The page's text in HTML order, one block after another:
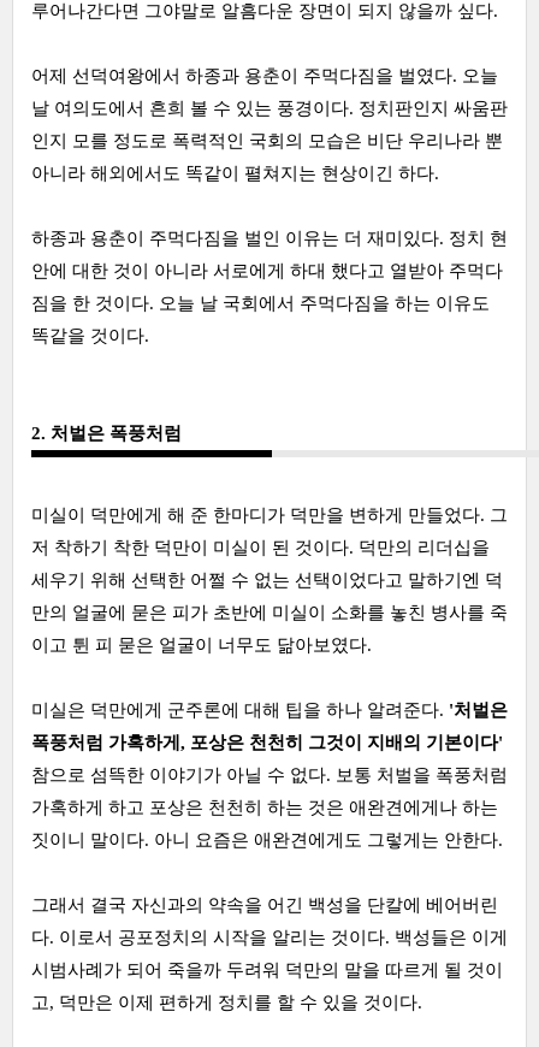
루어나간다면 그야말로 알흠다운 장면이 되지 않을까 싶다.
어제 선덕여왕에서 하종과 용춘이 주먹다짐을 벌였다. 오늘
날 여의도에서 흔희 볼 수 있는 풍경이다. 정치판인지 싸움판
인지 모를 정도로 폭력적인 국회의 모습은 비단 우리나라 뿐
아니라 해외에서도 똑같이 펼쳐지는 현상이긴 하다.
하종과 용춘이 주먹다짐을 벌인 이유는 더 재미있다. 정치 현
안에 대한 것이 아니라 서로에게 하대 했다고 열받아 주먹다
짐을 한 것이다. 오늘 날 국회에서 주먹다짐을 하는 이유도
똑같을 것이다.
2. 처벌은 폭풍처럼
미실이 덕만에게 해 준 한마디가 덕만을 변하게 만들었다. 그
저 착하기 착한 덕만이 미실이 된 것이다. 덕만의 리더십을
세우기 위해 선택한 어쩔 수 없는 선택이었다고 말하기엔 덕
만의 얼굴에 묻은 피가 초반에 미실이 소화를 놓친 병사를 죽
이고 튄 피 묻은 얼굴이 너무도 닮아보였다.
미실은 덕만에게 군주론에 대해 팁을 하나 알려준다. '처벌은
폭풍처럼 가혹하게, 포상은 천천히 그것이 지배의 기본이다'
참으로 섬뜩한 이야기가 아닐 수 없다. 보통 처벌을 폭풍처럼
가혹하게 하고 포상은 천천히 하는 것은 애완견에게나 하는
짓이니 말이다. 아니 요즘은 애완견에게도 그렇게는 안한다.
그래서 결국 자신과의 약속을 어긴 백성을 단칼에 베어버린
다. 이로서 공포정치의 시작을 알리는 것이다. 백성들은 이게
시범사례가 되어 죽을까 두려워 덕만의 말을 따르게 될 것이
고, 덕만은 이제 편하게 정치를 할 수 있을 것이다.